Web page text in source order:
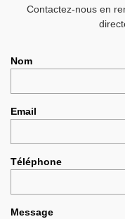
Contactez-nous en
Nom
Email
Téléphone
Message